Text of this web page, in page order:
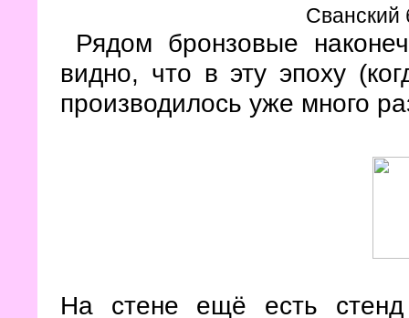
Сванский
Рядом бронзовые
видно, что в эту эпоху
производилось уже много
На стене ещё есть